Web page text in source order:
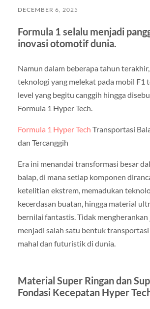
DECEMBER 6, 2025
Formula 1 selalu menjadi
inovasi otomotif dunia.
Namun dalam beberapa tahun
teknologi yang melekat pada mobil F1
level yang begitu canggih hingga
Formula 1 Hyper Tech.
Formula 1 Hyper Tech Transportasi
dan Tercanggih
Era ini menandai transformasi besar
balap, di mana setiap komponen
ketelitian ekstrem, memadukan
kecerdasan buatan, hingga material
bernilai fantastis. Tidak mengherankan
menjadi salah satu bentuk
mahal dan futuristik di dunia.
Material Super Ringan dan
Fondasi Kecepatan Hyper